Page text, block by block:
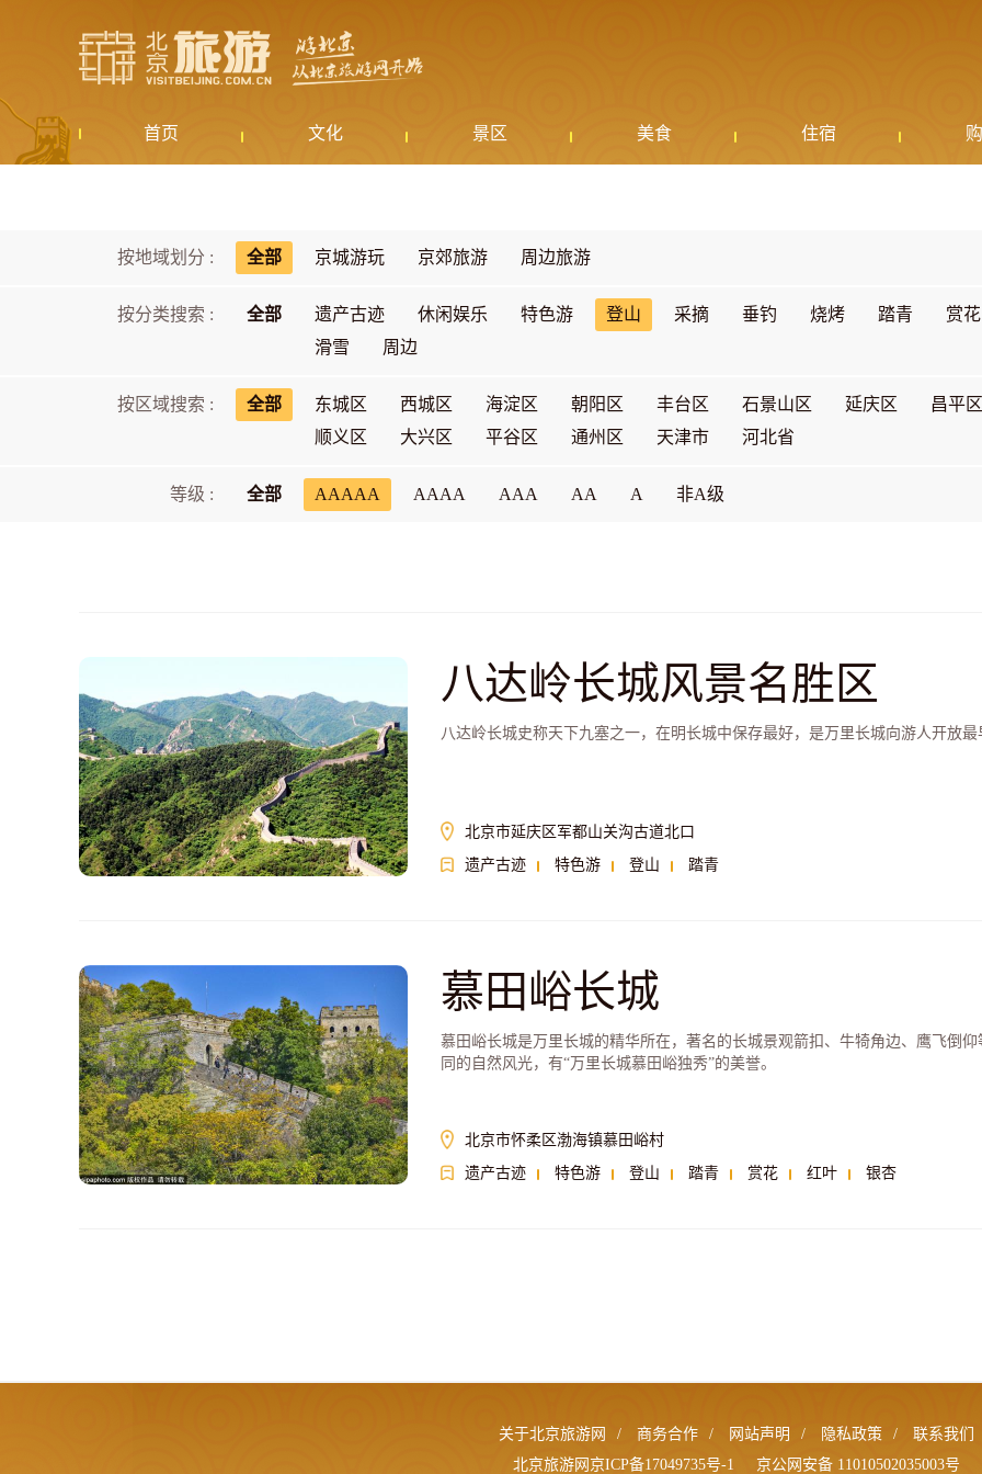
首页 文化 景区 美食 住宿
按地域划分 : 全部 京城游玩 京郊旅游 周边旅游
按分类搜索 : 全部 遗产古迹 休闲娱乐 特色游 登山 采摘 垂钓 烧烤 踏青 赏花
滑雪
周边
按区域搜索 : 全部 东城区 西城区 海淀区 朝阳区 丰台区 石景山区 延庆区 昌平区
顺义区
大兴区 平谷区 通州区 天津市 河北省
等级 : 全部 AAAAA AAAA AAA AA A 非A级
八达岭长城风景名胜区
八达岭长城史称天下九塞之一，在明长城中保存最好，是万里长城向游人开放最
北京市延庆区军都山关沟古道北口
遗产古迹
特色游 登山 踏青
慕田峪长城
慕田峪长城是万里长城的精华所在，著名的长城景观箭扣、牛犄角边、鹰飞倒
同的自然风光，有“万里长城慕田峪独秀”的美誉。
北京市怀柔区渤海镇慕田峪村
遗产古迹
特色游 登山 踏青 赏花 红叶 银杏
关于北京旅游网 / 商务合作 / 网站声明 / 隐私政策 /
联系我们
北京旅游网京ICP备17049735号-1
京公网安备 11010502035003号